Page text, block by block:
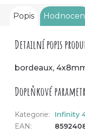
Popis
Detailní popis
bordeaux,
Doplňkové
Kategorie:
Infinity
EAN: